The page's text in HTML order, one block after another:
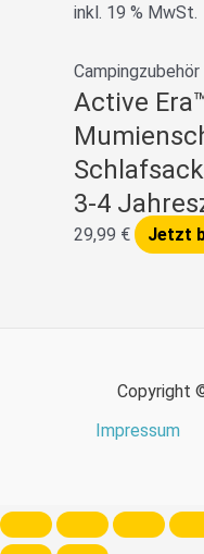
inkl. 19 % MwSt.
Campingzubehör
Active
3-4
29,99 € Jetzt
Copyright
Impressum